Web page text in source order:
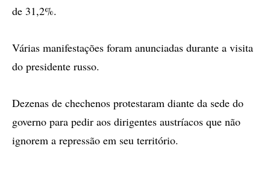
de 31,2%.
Várias manifestações foram anunciadas durante a visita
do presidente russo.
Dezenas de chechenos protestaram diante da sede do
governo para pedir aos dirigentes austríacos que não
ignorem a repressão em seu território.